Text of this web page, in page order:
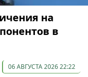
на
в
06 АВГУСТА 2026 22:22